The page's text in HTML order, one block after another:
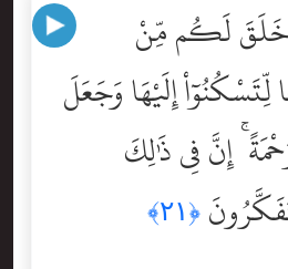
خَلَقَ لَكُم مِّنْ
إِلَيْهَا وَجَعَلَ
إِنَّ فِى ذَٰلِكَ
﴿٢١﴾